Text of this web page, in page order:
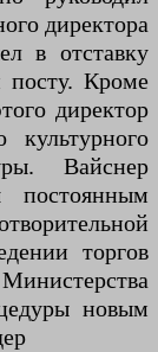
директора
в отставку
посту. Кроме
директор
Вайснер
постоянным
торгов
новым